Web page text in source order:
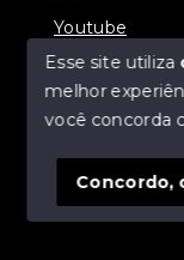
Youtube
© Copyright
SITE PARA IMOBILIARIA
Esse site utiliza
melhor
você concorda
Concordo,